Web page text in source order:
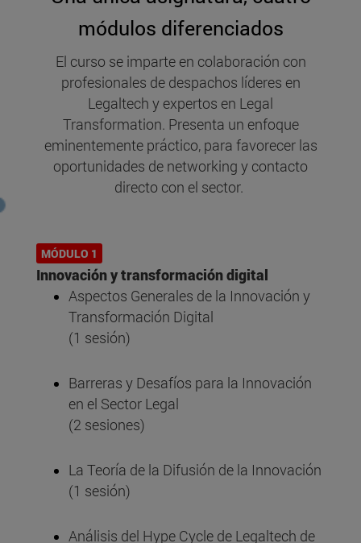
módulos diferenciados
El curso se imparte en colaboración con
profesionales de despachos líderes en
Legaltech y expertos en Legal
Transformation. Presenta un enfoque
eminentemente práctico, para favorecer las
oportunidades de networking y contacto
directo con el sector.
MÓDULO 1
Innovación y transformación digital
Aspectos Generales de la Innovación y
Transformación Digital
(1 sesión)
Barreras y Desafíos para la Innovación
en el Sector Legal
(2 sesiones)
La Teoría de la Difusión de la Innovación
(1 sesión)
Análisis del Hype Cycle de Legaltech de